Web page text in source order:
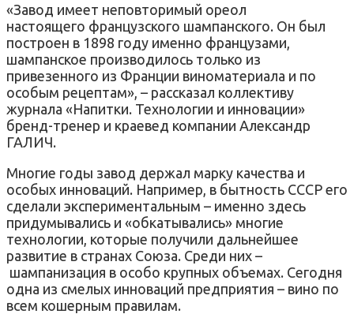
«Завод имеет неповторимый ореол
настоящего французского шампанского. Он был
построен в 1898 году именно французами,
шампанское производилось только из
привезенного из Франции виноматериала и по
особым рецептам», – рассказал коллективу
журнала «Напитки. Технологии и инновации»
бренд-тренер и краевед компании Александр
ГАЛИЧ.
Многие годы завод держал марку качества и
особых инноваций. Например, в бытность СССР его
сделали экспериментальным – именно здесь
придумывались и «обкатывались» многие
технологии, которые получили дальнейшее
развитие в странах Союза. Среди них –
шампанизация в особо крупных объемах. Сегодня
одна из смелых инноваций предприятия – вино по
всем кошерным правилам.